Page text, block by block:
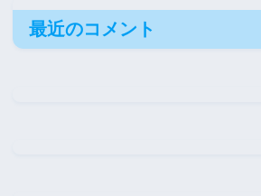
最近のコメント